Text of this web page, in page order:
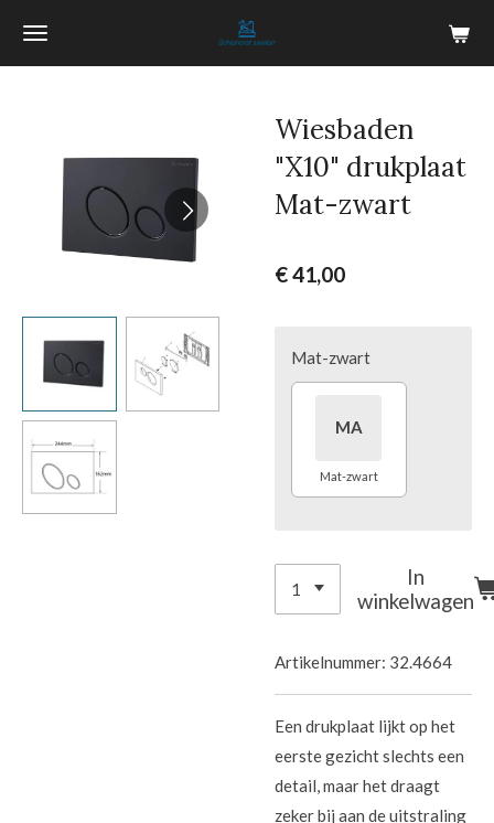
Ga
Wiesbaden
"X10" drukplaat
Mat-zwart
€ 41,00
Mat-zwart
MA
Mat-zwart
In
winkelwagen
Artikelnummer: 32.4664
Een drukplaat lijkt op het
eerste gezicht slechts een
detail, maar het draagt
zeker bij aan de uitstraling